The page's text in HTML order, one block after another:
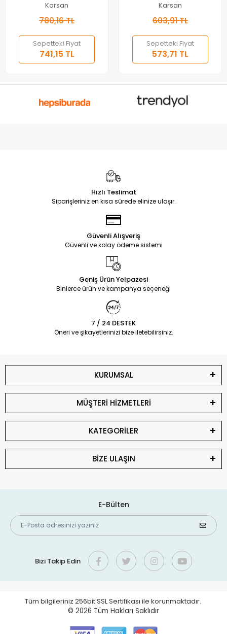
Karsan
780,16 TL
Sepetteki Fiyat
741,15 TL
Karsan
603,91 TL
Sepetteki Fiyat
573,71 TL
Hızlı Teslimat
Siparişleriniz en kısa sürede elinize ulaşır.
Güvenli Alışveriş
Güvenli ve kolay ödeme sistemi
Geniş Ürün Yelpazesi
Binlerce ürün ve kampanya seçeneği
7 / 24 DESTEK
Öneri ve şikayetlerinizi bize iletebilirsiniz.
KURUMSAL
MÜŞTERİ HİZMETLERİ
KATEGORİLER
BİZE ULAŞIN
E-Bülten
Bizi Takip Edin
Tüm bilgileriniz 256bit SSL Sertifikası ile korunmaktadır.
© 2026 Tüm Hakları Saklıdır